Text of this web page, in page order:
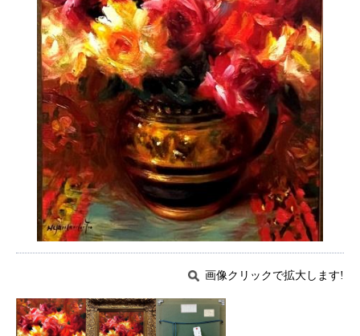
画像クリックで拡大します!